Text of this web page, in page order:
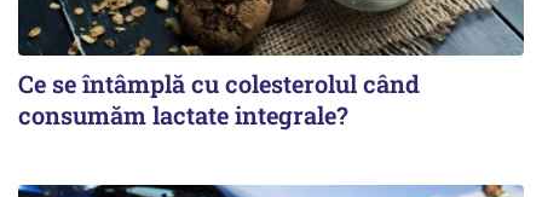
Ce se întâmplă cu colesterolul când
consumăm lactate integrale?